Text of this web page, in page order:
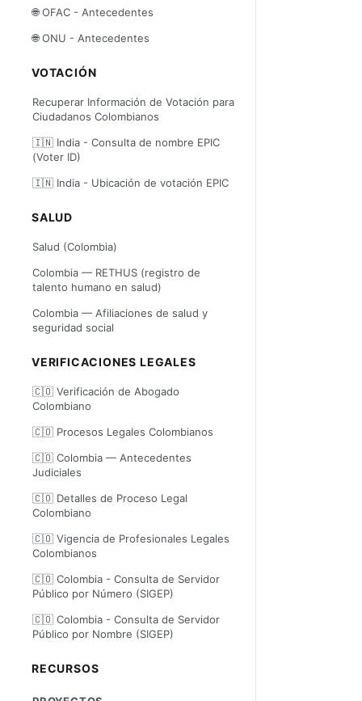
🌐 OFAC - Antecedentes
🌐 ONU - Antecedentes
VOTACIÓN
Recuperar Información de Votación para
Ciudadanos Colombianos
🇮🇳 India - Consulta de nombre EPIC
(Voter ID)
🇮🇳 India - Ubicación de votación EPIC
SALUD
Salud (Colombia)
Colombia — RETHUS (registro de
talento humano en salud)
Colombia — Afiliaciones de salud y
seguridad social
VERIFICACIONES LEGALES
🇨🇴 Verificación de Abogado
Colombiano
🇨🇴 Procesos Legales Colombianos
🇨🇴 Colombia — Antecedentes
Judiciales
🇨🇴 Detalles de Proceso Legal
Colombiano
🇨🇴 Vigencia de Profesionales Legales
Colombianos
🇨🇴 Colombia - Consulta de Servidor
Público por Número (SIGEP)
🇨🇴 Colombia - Consulta de Servidor
Público por Nombre (SIGEP)
RECURSOS